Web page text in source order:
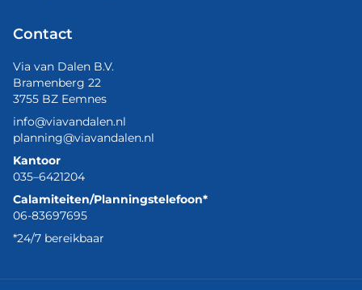
Contact
Via van Dalen B.V.
Bramenberg 22
3755 BZ Eemnes
info@viavandalen.nl
planning@viavandalen.nl
Kantoor
035–6421204
Calamiteiten/Planningstelefoon*
06-83697695
*24/7 bereikbaar